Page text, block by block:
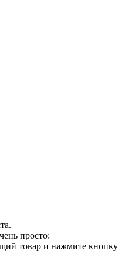
просто:
товар и нажмите кнопку